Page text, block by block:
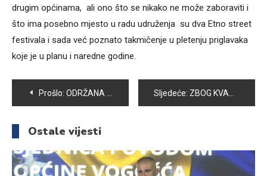
drugim općinama, ali ono što se nikako ne može zaboraviti i
što ima posebno mjesto u radu udruženja su dva Etno street
festivala i sada već poznato takmičenje u pletenju priglavaka
koje je u planu i naredne godine.
Navigacija
članaka
Prošlo: ODRŽANA GALERIJA VOLONTERIZMA – ZAVRŠNA MANIFESTACIJA PROJEKTA VOLONTIRANJE JE COOL! Sljedeće: ZBOG KVARA U PREDUZEĆU „BAGS-ENERGOTEHNIKA“ VOGOŠĆANI OSTALI BEZ GRIJANJA
Ostale vijesti